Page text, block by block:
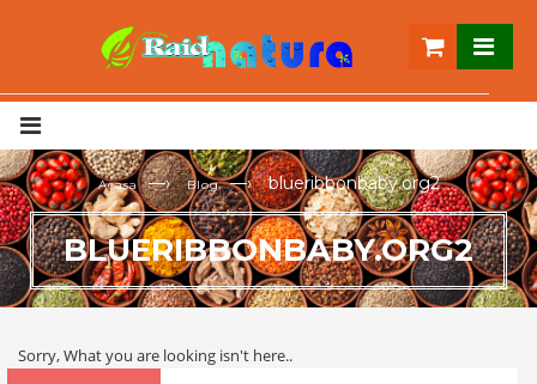
Acasa —› Blog —› blueribbonbaby.org2
BLUERIBBONBABY.ORG2
Sorry, What you are looking isn't here..